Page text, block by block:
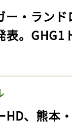
ー・ラン
表。GHG1
HD、熊本